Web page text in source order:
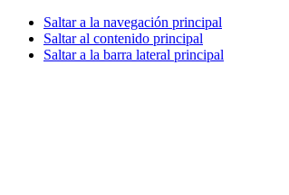
Saltar a la navegación principal
Saltar al contenido principal
Saltar a la barra lateral principal